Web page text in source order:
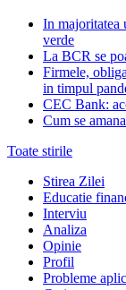
In majoritatea
verde
La BCR se
Firmele,
in timpul
CEC Bank:
Cum se
Toate stirile
Stirea Zilei
Educatie
Interviu
Analiza
Opinie
Profil
Probleme